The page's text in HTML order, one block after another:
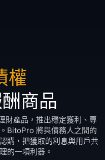
權
商品
財產品，推出穩定獲利、專
BitoPro 將與債務人之間的
購，把獲取的利息與用戶共
的一項利器。